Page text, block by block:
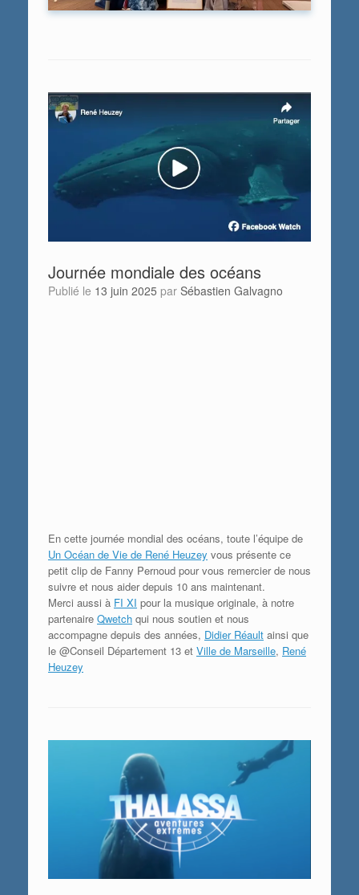
Journée mondiale des océans
Publié le 13 juin 2025 par Sébastien Galvagno
En cette journée mondial des océans, toute l’équipe de
Un Océan de Vie de René Heuzey vous présente ce
petit clip de Fanny Pernoud pour vous remercier de nous
suivre et nous aider depuis 10 ans maintenant.
Merci aussi à FI XI pour la musique originale, à notre
partenaire Qwetch qui nous soutien et nous
accompagne depuis des années, Didier Réault ainsi que
le @Conseil Département 13 et Ville de Marseille, René
Heuzey